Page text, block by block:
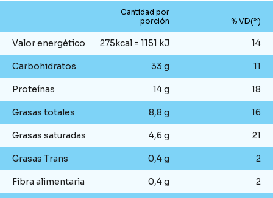
Cantidad por
porción
% VD(*)
Valor energético 275kcal = 1151 kJ 14
Carbohidratos 33 g 11
Proteínas 14 g 18
Grasas totales 8,8 g 16
Grasas saturadas 4,6 g 21
Grasas Trans 0,4 g 2
Fibra alimentaria 0,4 g 2